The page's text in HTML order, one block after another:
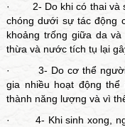
· 2- Do khi có thai và
chóng dưới sự tác động
khoảng trống giữa da
thừa và nước tích tụ lại
· 3- Do cơ thể người
gia nhiều hoạt động
thành năng lượng và vì
· 4- Khi sinh xong,